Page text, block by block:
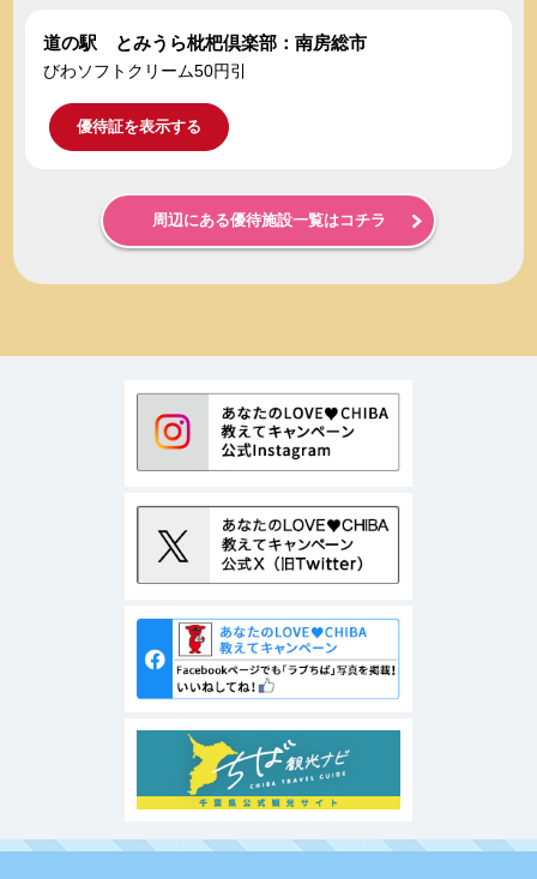
道の駅 とみうら枇杷倶楽部：南房総市
びわソフトクリーム50円引
優待証を表示する
周辺にある優待施設一覧はコチラ